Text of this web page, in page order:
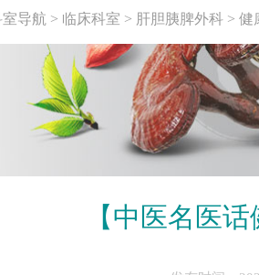
导航 临床科室 肝胆胰脾外科 健
【中医名医